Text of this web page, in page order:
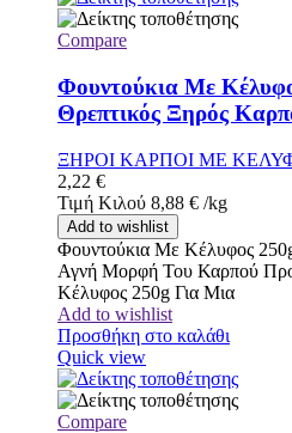
Compare
Φουντούκια Με
Θρεπτικός Ξηρός
ΞΗΡΟΙ ΚΑΡΠΟΙ ΜΕ
2,22 €
Τιμή Κιλού 8,88 € /kg
Add to wishlist
Φουντούκια Με Κέλυφος
Αγνή Μορφή Του Καρπού
Κέλυφος 250g Για Μια
Add to wishlist
Προσθήκη στο καλάθι
Quick view
Compare